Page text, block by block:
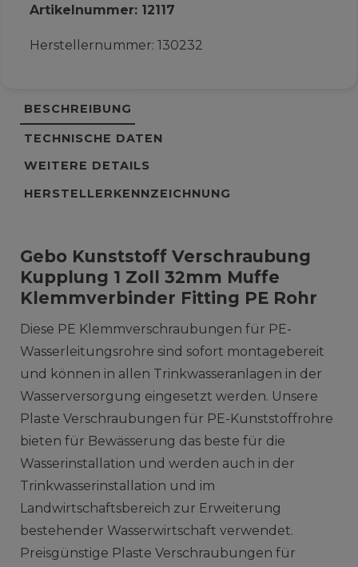
Artikelnummer: 12117
Herstellernummer: 130232
BESCHREIBUNG
TECHNISCHE DATEN
WEITERE DETAILS
HERSTELLERKENNZEICHNUNG
Gebo Kunststoff Verschraubung
Kupplung 1 Zoll 32mm Muffe
Klemmverbinder Fitting PE Rohr
Diese PE Klemmverschraubungen für PE-
Wasserleitungsrohre sind sofort montagebereit
und können in allen Trinkwasseranlagen in der
Wasserversorgung eingesetzt werden. Unsere
Plaste Verschraubungen für PE-Kunststoffrohre
bieten für Bewässerung das beste für die
Wasserinstallation und werden auch in der
Trinkwasserinstallation und im
Landwirtschaftsbereich zur Erweiterung
bestehender Wasserwirtschaft verwendet.
Preisgünstige Plaste Verschraubungen für